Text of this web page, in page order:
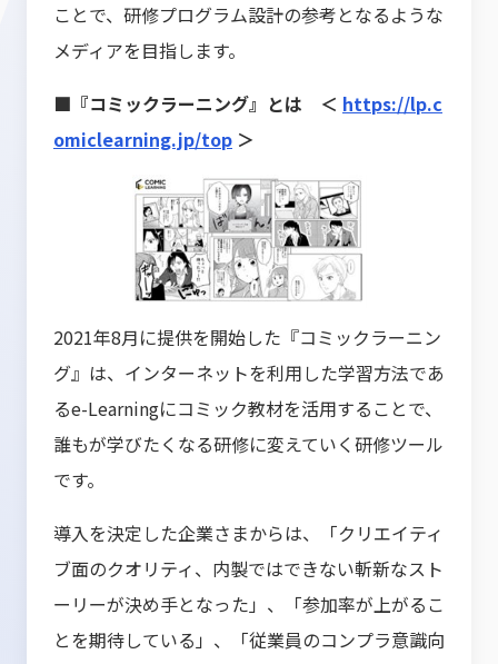
ことで、研修プログラム設計の参考となるような
メディアを目指します。
■『コミックラーニング』とは ＜ https://lp.c
omiclearning.jp/top ＞
2021年8月に提供を開始した『コミックラーニン
グ』は、インターネットを利用した学習方法であ
るe-Learningにコミック教材を活用することで、
誰もが学びたくなる研修に変えていく研修ツール
です。
導入を決定した企業さまからは、「クリエイティ
ブ面のクオリティ、内製ではできない斬新なスト
ーリーが決め手となった」、「参加率が上がるこ
とを期待している」、「従業員のコンプラ意識向